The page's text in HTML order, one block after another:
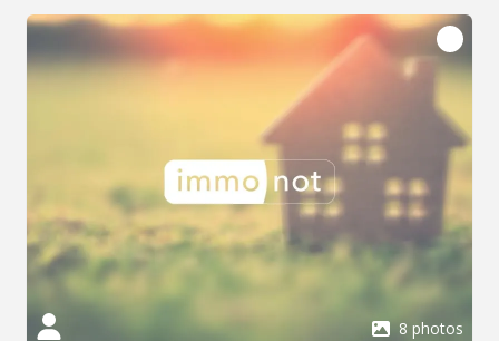
indépendante composée d'une chambre avec placard,
d'une salle de bains et d'un WC, idéale pour un espace
parental ou une chambre d'amis voir un espace de travail.
Complète ce bien un garage d'environ 50 m², d'une cave,
d'une terrasse et d'un jardin. Diagnostique de
Performance Énergétique (DPE) : C/C Taxe Foncière :
1455€ ?? Nous contacter : Mme GERARD – 07 76 03 91
03 Mme FERRAND – 07 76 00 26 39 Les informations sur
les risques auxquels ce bien est exposé sont disponibles
sur le site Géorisques : www.georisques.gouv.fr
8 photos